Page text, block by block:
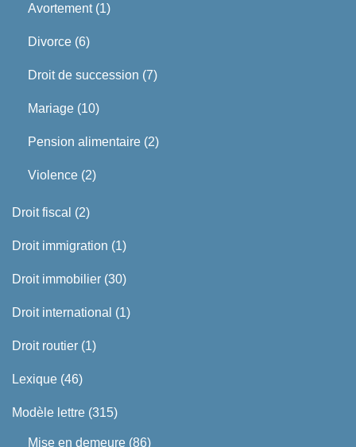
Avortement(1)
Divorce (6)
Droit de succession (7)
Mariage (10)
Pension alimentaire (2)
Violence (2)
Droit fiscal (2)
Droit immigration (1)
Droit immobilier (30)
Droit international (1)
Droit routier (1)
Lexique (46)
Modèle lettre (315)
Mise en demeure (86)